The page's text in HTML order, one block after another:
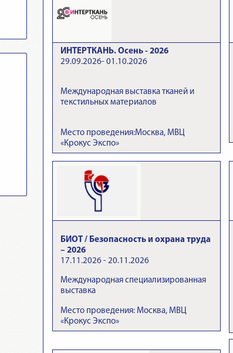
ИНТЕРТКАНЬ. Осень - 2026
29.09.2026- 01.10.2026
Международная выставка тканей и
текстильных материалов
Место проведения:Москва, МВЦ
«Крокус Экспо»
БИОТ / Безопасность и охрана труда
– 2026
17.11.2026 - 20.11.2026
Международная специализированная
выставка
Место проведения: Москва, МВЦ
«Крокус Экспо»